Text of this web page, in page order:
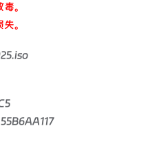
。
。